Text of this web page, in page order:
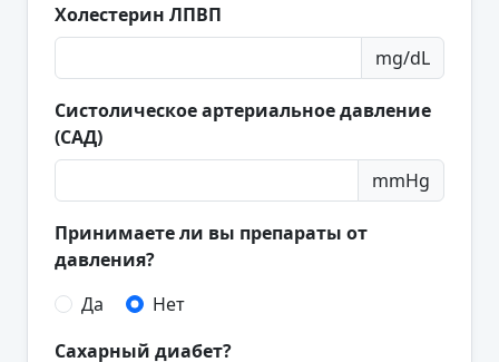
Холестерин ЛПВП
mg/dL
Систолическое артериальное давление
(САД)
mmHg
Принимаете ли вы препараты от
давления?
Да
Нет
Сахарный диабет?